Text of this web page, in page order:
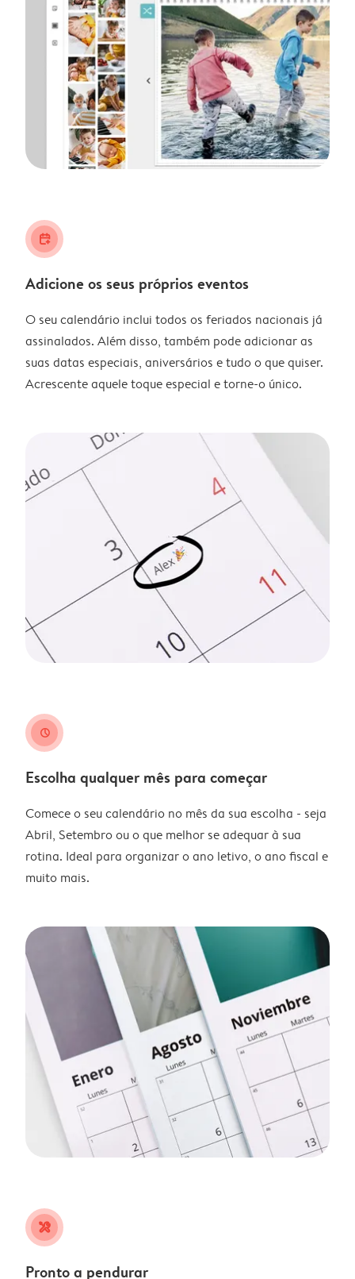
calendar_plus
Adicione os seus próprios eventos
O seu calendário inclui todos os feriados nacionais já
assinalados. Além disso, também pode adicionar as
suas datas especiais, aniversários e tudo o que quiser.
Acrescente aquele toque especial e torne-o único.
clock
Escolha qualquer mês para começar
Comece o seu calendário no mês da sua escolha - seja
Abril, Setembro ou o que melhor se adequar à sua
rotina. Ideal para organizar o ano letivo, o ano fiscal e
muito mais.
tools
Pronto a pendurar